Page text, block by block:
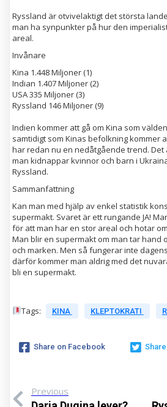
Ryssland är otvivelaktigt det största
man ha synpunkter på hur den
areal.
Invånare
Kina 1.448 Miljoner (1)
Indian 1.407 Miljoner (2)
USA 335 Miljoner (3)
Ryssland 146 Miljoner (9)
Indien kommer att gå om Kina som
samtidigt som Kinas befolkning kommer
har redan nu en nedåtgående trend.
man kidnappar kvinnor och barn i
Ryssland.
Sammanfattning
Kan man med hjälp av enkel statistik
supermakt. Svaret är ett rungande JA!
för att man har en stor areal och hotar
Man blir en supermakt om man tar hand
och marken. Men så fungerar inte
därför kommer man aldrig med det
bli en supermakt.
Tags: KINA KLEPTOKRATI
Share on Facebook
Previous